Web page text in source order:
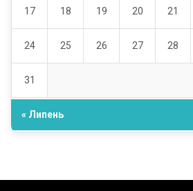
17 18 19 20 21
24 25 26 27 28
31
« Липень